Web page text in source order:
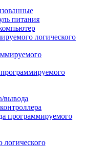
питания
логического
вывода
программируемого
логического